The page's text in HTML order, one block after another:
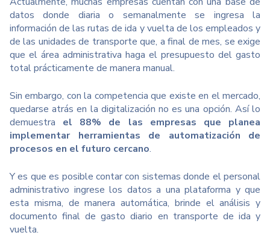
datos donde diaria o semanalmente se ingresa la
información de las rutas de ida y vuelta de los empleados y
de las unidades de transporte que, a final de mes, se exige
que el área administrativa haga el presupuesto del gasto
total prácticamente de manera manual.
Sin embargo, con la competencia que existe en el mercado,
quedarse atrás en la digitalización no es una opción. Así lo
demuestra el 88% de las empresas que planea
implementar herramientas de automatización de
procesos en el futuro cercano.
Y es que es posible contar con sistemas donde el personal
administrativo ingrese los datos a una plataforma y que
esta misma, de manera automática, brinde el análisis y
documento final de gasto diario en transporte de ida y
vuelta.